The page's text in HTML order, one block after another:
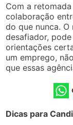
Com a
colaboração
do que nunca.
desafiador,
orientações
um emprego,
que essas
Dicas para